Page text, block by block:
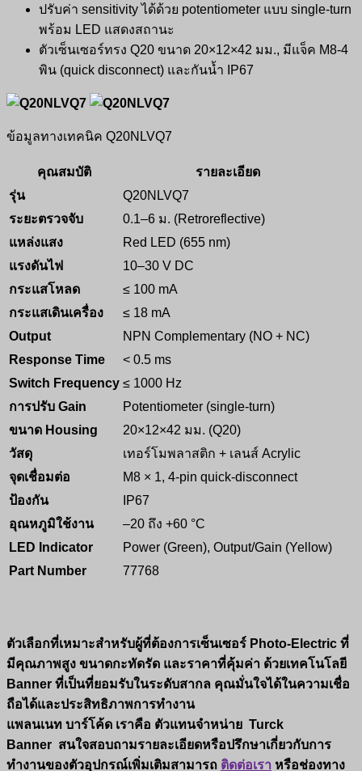
ปรับค่า sensitivity ได้ด้วย potentiometer แบบ single‑turn
พร้อม LED แสดงสถานะ
ตัวเซ็นเซอร์ทรง Q20 ขนาด 20×12×42 มม., มีแจ็ค M8-4
พิน (quick disconnect) และกันน้ำ IP67
ข้อมูลทางเทคนิค Q20NLVQ7
คุณสมบัติ
รายละเอียด
รุ่น
Q20NLVQ7
ระยะตรวจจับ
0.1–6 ม. (Retroreflective)
แหล่งแสง
Red LED (655 nm)
แรงดันไฟ
10–30 V DC
กระแสโหลด
≤ 100 mA
กระแสเดินเครื่อง
≤ 18 mA
Output
NPN Complementary (NO + NC)
Response Time
< 0.5 ms
Switch Frequency ≤ 1000 Hz
การปรับ Gain
Potentiometer (single‑turn)
ขนาด Housing
20×12×42 มม. (Q20)
วัสดุ
เทอร์โมพลาสติก + เลนส์ Acrylic
จุดเชื่อมต่อ
M8 × 1, 4‑pin quick‑disconnect
ป้องกัน
IP67
อุณหภูมิใช้งาน
–20 ถึง +60 °C
LED Indicator
Power (Green), Output/Gain (Yellow)
Part Number
77768
ตัวเลือกที่เหมาะสำหรับผู้ที่ต้องการเซ็นเซอร์ Photo-Electric ที่
มีคุณภาพสูง ขนาดกะทัดรัด และราคาที่คุ้มค่า ด้วยเทคโนโลยี
Banner ที่เป็นที่ยอมรับในระดับสากล คุณมั่นใจได้ในความเชื่อ
ถือได้และประสิทธิภาพการทำงาน
แพลนเนท บาร์โค้ด เราคือ ตัวแทนจำหน่าย Turck
Banner สนใจสอบถามรายละเอียดหรือปรึกษาเกี่ยวกับการ
ทำงานของตัวอุปกรณ์เพิ่มเติมสามารถ ติดต่อเรา หรือช่องทาง